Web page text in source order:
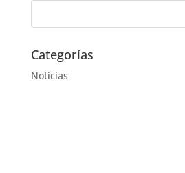
Categorías
Noticias